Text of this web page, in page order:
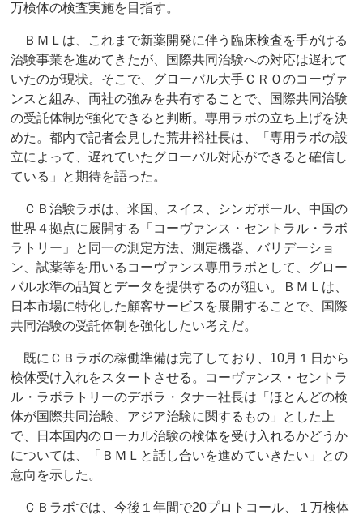
万検体の検査実施を目指す。
ＢＭＬは、これまで新薬開発に伴う臨床検査を手がける
治験事業を進めてきたが、国際共同治験への対応は遅れて
いたのが現状。そこで、グローバル大手ＣＲＯのコーヴァ
ンスと組み、両社の強みを共有することで、国際共同治験
の受託体制が強化できると判断。専用ラボの立ち上げを決
めた。都内で記者会見した荒井裕社長は、「専用ラボの設
立によって、遅れていたグローバル対応ができると確信し
ている」と期待を語った。
ＣＢ治験ラボは、米国、スイス、シンガポール、中国の
世界４拠点に展開する「コーヴァンス・セントラル・ラボ
ラトリー」と同一の測定方法、測定機器、バリデーショ
ン、試薬等を用いるコーヴァンス専用ラボとして、グロー
バル水準の品質とデータを提供するのが狙い。ＢＭＬは、
日本市場に特化した顧客サービスを展開することで、国際
共同治験の受託体制を強化したい考えだ。
既にＣＢラボの稼働準備は完了しており、10月１日から
検体受け入れをスタートさせる。コーヴァンス・セントラ
ル・ラボラトリーのデボラ・タナー社長は「ほとんどの検
体が国際共同治験、アジア治験に関するもの」とした上
で、日本国内のローカル治験の検体を受け入れるかどうか
については、「ＢＭＬと話し合いを進めていきたい」との
意向を示した。
ＣＢラボでは、今後１年間で20プロトコール、１万検体